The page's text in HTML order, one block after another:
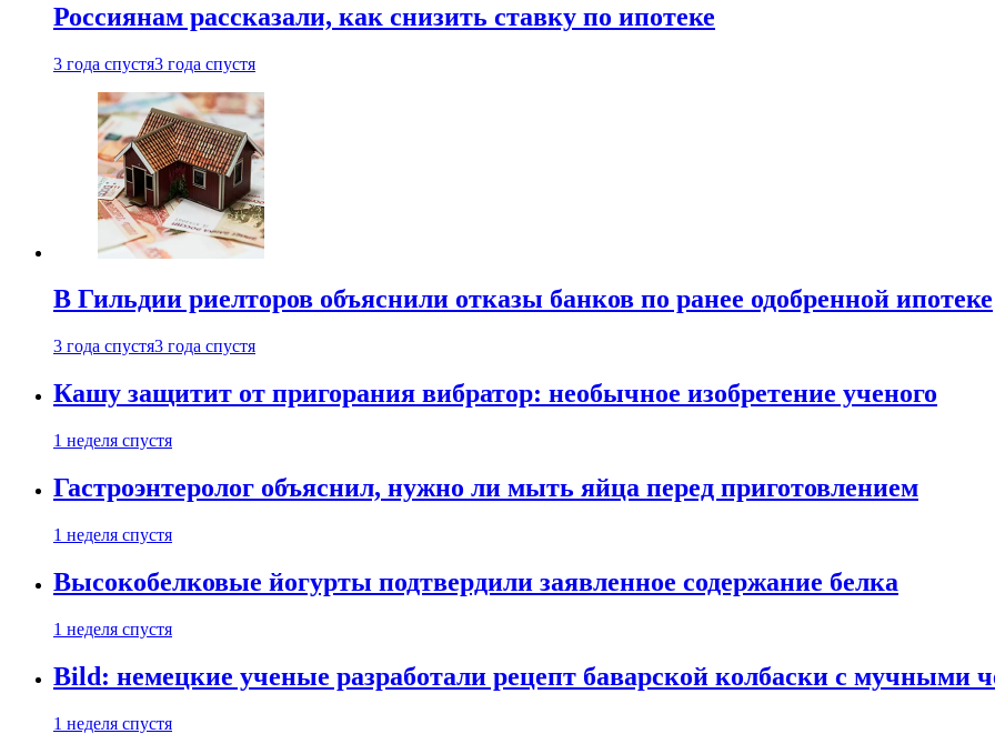
Россиянам рассказали, как снизить ставку по ипотеке
3 года спустя3 года спустя
В Гильдии риелторов объяснили отказы банков по ранее одобренной ипотеке
3 года спустя3 года спустя
Кашу защитит от пригорания вибратор: необычное изобретение ученого
1 неделя спустя
Гастроэнтеролог объяснил, нужно ли мыть яйца перед приготовлением
1 неделя спустя
Высокобелковые йогурты подтвердили заявленное содержание белка
1 неделя спустя
Bild: немецкие ученые разработали рецепт баварской колбаски с мучными
1 неделя спустя